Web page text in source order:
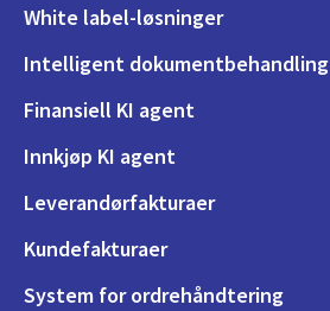
White label-løsninger
Intelligent dokumentbehandling
Finansiell KI agent
Innkjøp KI agent
Leverandørfakturaer
Kundefakturaer
System for ordrehåndtering